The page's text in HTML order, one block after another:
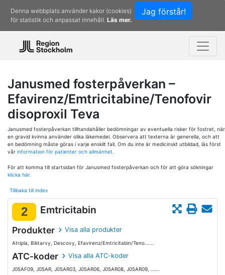
Jag förstår!
Denna webbplats använder kakor (cookies)
för statistik och anpassat innehåll. Läs mer.
Janusmed fosterpåverkan –
Efavirenz/Emtricitabine/Tenofovir
disoproxil Teva
Janusmed fosterpåverkan tillhandahåller bedömningar av eventuella risker för fostret, när
en gravid kvinna använder olika läkemedel. Observera att texterna är generella, och att
en bedömning måste göras i varje enskilt fall. Om du inte är medicinskt utbildad, läs först
vår information för patienter och allmänhet.
För att komma till startsidan för Janusmed fosterpåverkan och för att göra sökningar
klicka här.
Tillbaka till index
2 Emtricitabin
Produkter Visa alla produkter
Atripla, Biktarvy, Descovy, Efavirenz/Emtricitabin/Teno......
ATC-koder Visa alla ATC-koder
J05AF09, J05AR, J05AR03, J05AR06, J05AR08, J05AR09, ......